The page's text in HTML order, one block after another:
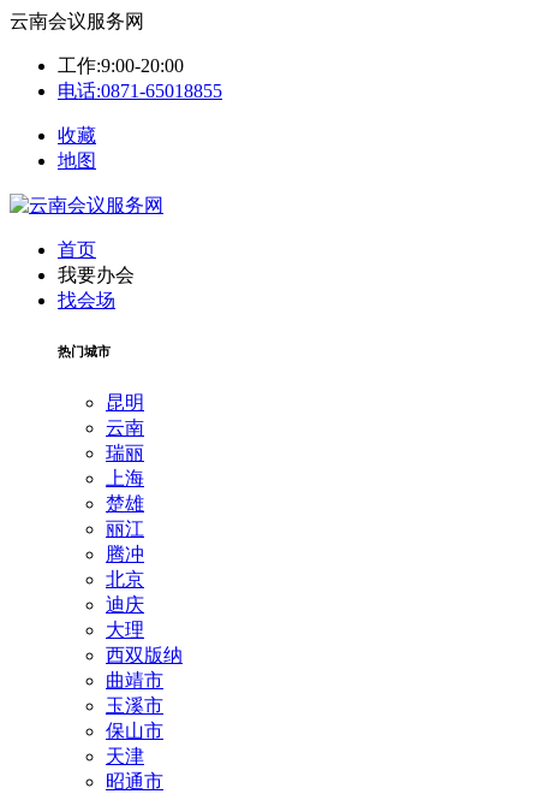
云南会议服务网
工作:9:00-20:00
电话:0871-65018855
收藏
地图
首页
我要办会
找会场
热门城市
昆明
云南
瑞丽
上海
楚雄
丽江
腾冲
北京
迪庆
大理
西双版纳
曲靖市
玉溪市
保山市
天津
昭通市